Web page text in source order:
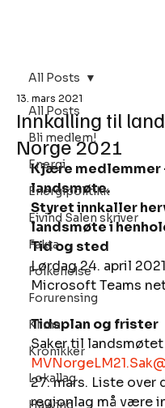
All Posts
Bli medlem!
Energi
Energipolitikk
Eivind Salen skriver
Fakta
Folkehelse
Forurensing
Klima
Kronikker
Lokallag
Havvind
All Posts
Innkalling til
Norge 2021
13. mars 2021
Kjære medlemmer
landsmøte.
Styret innkaller
landsmøte i
Tid og sted
Lørdag 24. april
Microsoft Teams
Tidsplan og frister
Saker til
27. mars. Liste
regionlag må være